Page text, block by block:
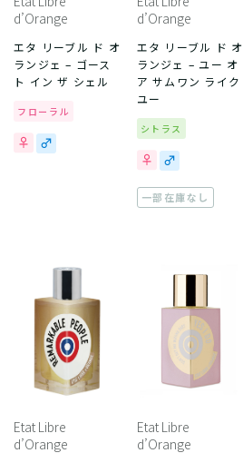
d’Orange
エタ リーブル ド オ
ランジェ – ゴース
ト イン ザ シェル
フローラル
d’Orange
エタ リーブル ド オ
ランジェ – ユー オ
ア サムワン ライク
ユー
シトラス
一部在庫なし
Etat Libre
d’Orange
Etat Libre
d’Orange